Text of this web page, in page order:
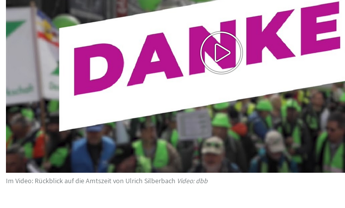
Im Video: Rückblick auf die Amtszeit von Ulrich Silberbach Video: dbb